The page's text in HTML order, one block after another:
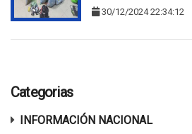
30/12/2024 22:34:12
Categorias
INFORMACIÓN NACIONAL